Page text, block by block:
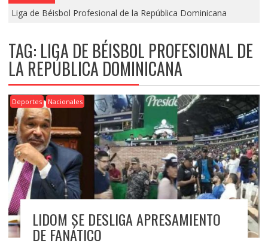
Liga de Béisbol Profesional de la República Dominicana
TAG: LIGA DE BÉISBOL PROFESIONAL DE
LA REPÚBLICA DOMINICANA
Deportes Nacionales
LIDOM SE DESLIGA APRESAMIENTO
DE FANÁTICO